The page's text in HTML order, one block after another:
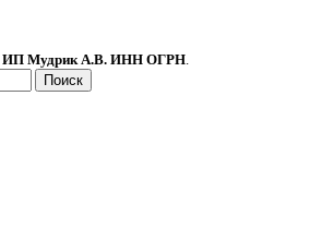
ИП Мудрик А.В. ИНН ОГРН.
Поиск